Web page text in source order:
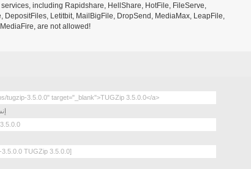
including Rapidshare, HellShare, HotFile, FileServe,
DepositFiles, Letitbit, MailBigFile, DropSend, MediaMax, LeapFile,
are not allowed!
-